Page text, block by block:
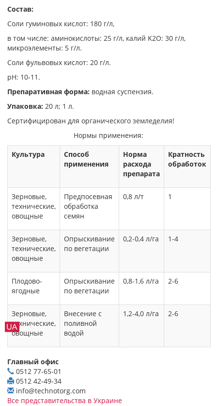
Состав:
Соли гуминовых кислот: 180 г/л,
в том числе: аминокислоты: 25 г/л, калий K2O: 30 г/л,
микроэлементы: 5 г/л.
Соли фульвовых кислот: 20 г/л.
рН: 10-11.
Препаративная форма: водная суспензия.
Упаковка: 20 л; 1 л.
Сертифицирован для органического земледелия!
Нормы применения:
Культура
Способ
применения
Норма
расхода
препарата
Кратность
обработок
Зерновые,
технические,
овощные
Предпосевная
обработка
семян
0,8 л/т 1
Зерновые,
технические,
овощные
Опрыскивание
по вегетации
0,2-0,4 л/га 1-4
Плодово-
ягодные
Опрыскивание
по вегетации
0,8-1,6 л/га 2-6
Зерновые,
технические,
овощные
Внесение с
поливной
водой
1,2-4,0 л/га 2-6
Главный офис
0512 77-65-01
0512 42-49-34
info@technotorg.com
Все представительства в Украине